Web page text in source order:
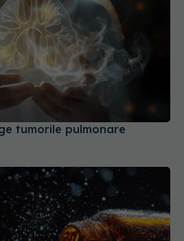
tumorile pulmonare